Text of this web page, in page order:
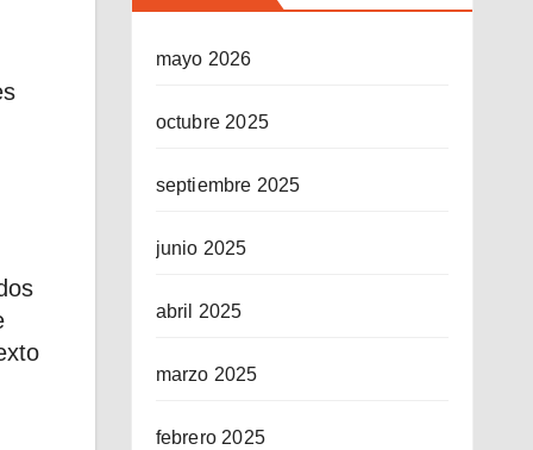
mayo 2026
octubre 2025
septiembre 2025
junio 2025
abril 2025
marzo 2025
febrero 2025